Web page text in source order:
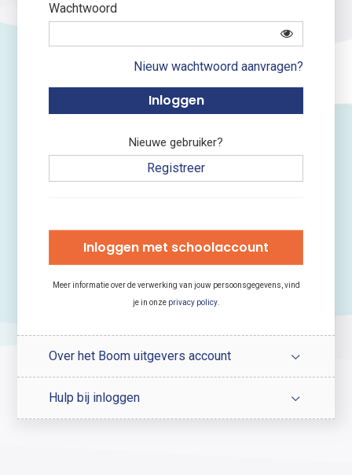
Wachtwoord
Nieuw wachtwoord aanvragen?
Nieuwe gebruiker?
Registreer
Inloggen met schoolaccount
Meer informatie over de verwerking van jouw persoonsgegevens, vind
je in onze privacy policy.
Over het Boom uitgevers account
Hulp bij inloggen